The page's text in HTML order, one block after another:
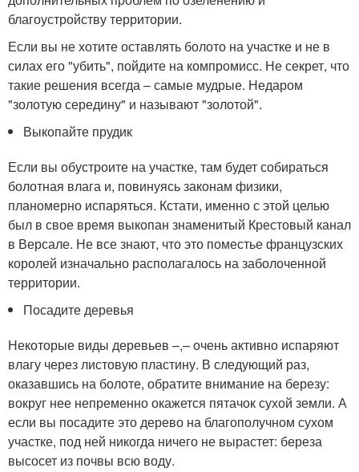
благоустройству территории.
Если вы не хотите оставлять болото на участке и не в
силах его "убить", пойдите на компромисс. Не секрет, что
такие решения всегда – самые мудрые. Недаром
"золотую середину" и называют "золотой".
Выкопайте прудик
Если вы обустроите на участке, там будет собираться
болотная влага и, повинуясь законам физики,
планомерно испаряться. Кстати, именно с этой целью
был в свое время выкопан знаменитый Крестовый канал
в Версале. Не все знают, что это поместье французских
королей изначально располагалось на заболоченной
территории.
Посадите деревья
Некоторые виды деревьев –,– очень активно испаряют
влагу через листовую пластину. В следующий раз,
оказавшись на болоте, обратите внимание на березу:
вокруг нее непременно окажется пятачок сухой земли. А
если вы посадите это дерево на благополучном сухом
участке, под ней никогда ничего не вырастет: береза
высосет из почвы всю воду.